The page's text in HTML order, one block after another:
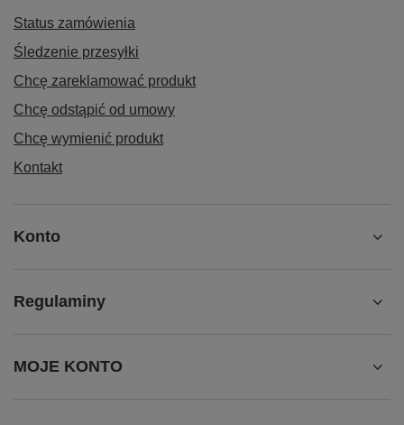
Status zamówienia
Śledzenie przesyłki
Chcę zareklamować produkt
Chcę odstąpić od umowy
Chcę wymienić produkt
Kontakt
Konto
Regulaminy
MOJE KONTO